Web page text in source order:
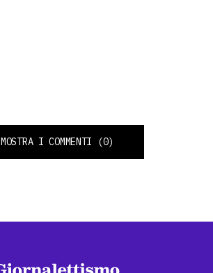
MOSTRA I COMMENTI (0)